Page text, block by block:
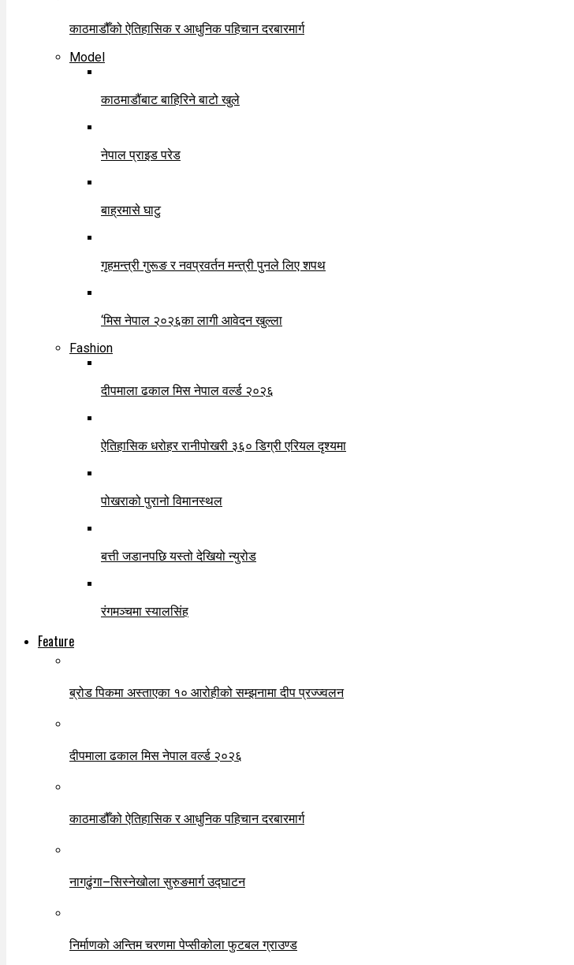
काठमाडौँको ऐतिहासिक र आधुनिक पहिचान दरबारमार्ग
Model
काठमाडौंबाट बाहिरिने बाटो खुले
नेपाल प्राइड परेड
बाह्रमासे घाटु
गृहमन्त्री गुरूङ र नवप्रवर्तन मन्त्री पुनले लिए शपथ
‘मिस नेपाल २०२६का लागी आवेदन खुल्ला
Fashion
दीपमाला ढकाल मिस नेपाल वर्ल्ड २०२६
ऐतिहासिक धरोहर रानीपोखरी ३६० डिग्री एरियल दृश्यमा
पोखराको पुरानो विमानस्थल
बत्ती जडानपछि यस्तो देखियो न्युरोड
रंगमञ्चमा स्यालसिंह
Feature
ब्रोड पिकमा अस्ताएका १० आरोहीको सम्झनामा दीप प्रज्ज्वलन
दीपमाला ढकाल मिस नेपाल वर्ल्ड २०२६
काठमाडौँको ऐतिहासिक र आधुनिक पहिचान दरबारमार्ग
नागढुंगा–सिस्नेखोला सुरुङमार्ग उद्घाटन
निर्माणको अन्तिम चरणमा पेप्सीकोला फुटबल ग्राउण्ड